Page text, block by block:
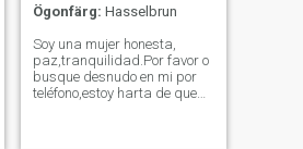
Ögonfärg: Hasselbrun
Soy una mujer honesta,
paz,tranquilidad.Por favor o
busque desnudo en mi por
teléfono,estoy harta de que